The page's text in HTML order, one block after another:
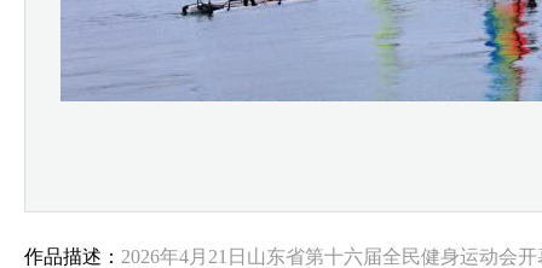
作品描述： 2026年4月21日山东省第十六届全民健身运动会